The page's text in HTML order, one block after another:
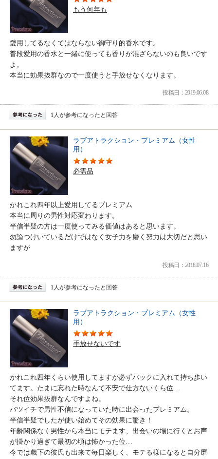
もう何年も
愛用してるなくてはならない御守り的香水です。
普段愛用の香水と一緒に使っても香りが混ざらないのも良いです
よ。
本当に効果抜群なので一度使うと手放せなくなります。
投稿日：2019.06.08
1人が参考になったと回答
ラブアトラクション・プレミアム（女性
用）
必需品
かれこれ四年以上愛用してるプレミアム
本当に周りの男性対応変わります。
半信半疑の方は一度使ってみる価値はあると思います。
勿論つけいているだけではなく女子力を磨く努力は大切だと思い
ますが
投稿日：2018.07.16
1人が参考になったと回答
ラブアトラクション・プレミアム（女性
用）
手放せないです
かれこれ四年くらい使用してますが必ずバックに入れて持ち歩い
てます。たまに忘れた時なんて不安で仕方ないくら位…
それ位効果抜群なんですよね。
バツイチで男性不信になっていた時に出会ったプレミアム。
半信半疑でしたが使い始めてその効果に驚き！
年齢関係なく男性から本当にモテます、出会いの場に行くとお声
が掛かり過ぎて最初の頃は怖かった位…
今では歳下の彼氏も出来て毎日楽しく、モテる様になると自分磨